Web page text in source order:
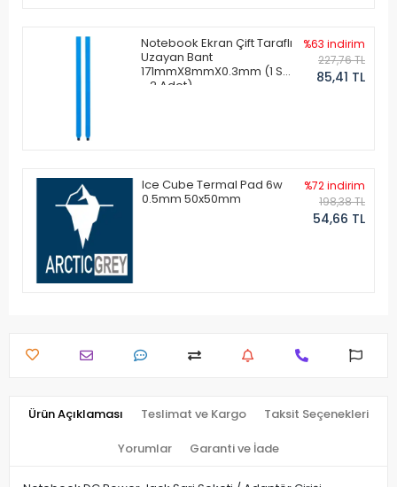
Notebook Ekran Çift Taraflı
Uzayan Bant
171mmX8mmX0.3mm (1 Set
- 2 Adet)
%63 indirim
227,76 TL
85,41 TL
Ice Cube Termal Pad 6w
0.5mm 50x50mm
%72 indirim
198,38 TL
54,66 TL
Ürün Açıklaması Teslimat ve Kargo Taksit Seçenekleri
Yorumlar Garanti ve İade